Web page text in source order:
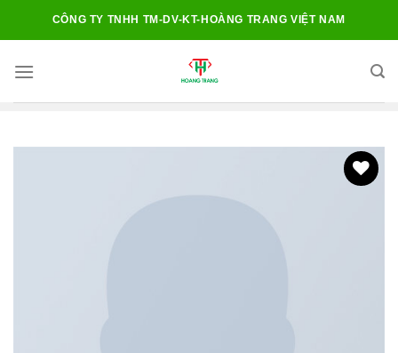
dung
CÔNG TY TNHH TM-DV-KT-HOÀNG TRANG VIỆT NAM